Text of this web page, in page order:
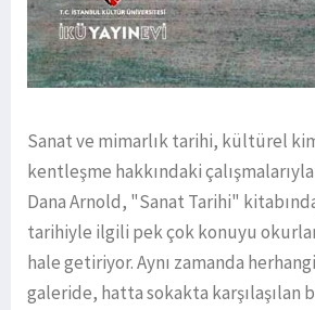
Sanat ve mimarlık tarihi, kültürel
kentleşme hakkındaki
Dana Arnold, "Sanat Tarihi"
tarihiyle ilgili pek çok konuyu
hale getiriyor. Aynı zamanda
galeride, hatta sokakta karşılaşılan